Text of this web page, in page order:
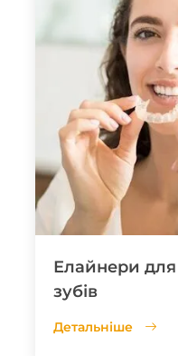
Елайнери
зубів
Детальніше